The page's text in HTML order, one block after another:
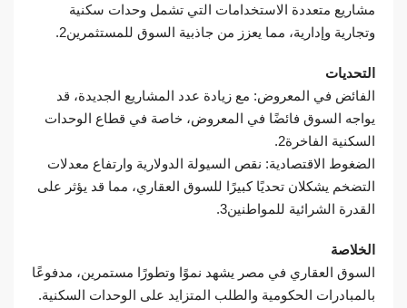
مشاريع متعددة الاستخدامات التي تشمل وحدات سكنية
وتجارية وإدارية، مما يعزز من جاذبية السوق للمستثمرين2.
التحديات
الفائض في المعروض: مع زيادة عدد المشاريع الجديدة، قد
يواجه السوق فائضًا في المعروض، خاصة في قطاع الوحدات
السكنية الفاخرة2.
الضغوط الاقتصادية: نقص السيولة الدولارية وارتفاع معدلات
التضخم يشكلان تحديًا كبيرًا للسوق العقاري، مما قد يؤثر على
القدرة الشرائية للمواطنين3.
الخلاصة
السوق العقاري في مصر يشهد نموًا وتطورًا مستمرين، مدفوعًا
بالمبادرات الحكومية والطلب المتزايد على الوحدات السكنية.